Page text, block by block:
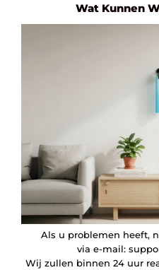
Wat Kunnen
Als u problemen heeft,
via e-mail:
Wij zullen binnen 24 uur